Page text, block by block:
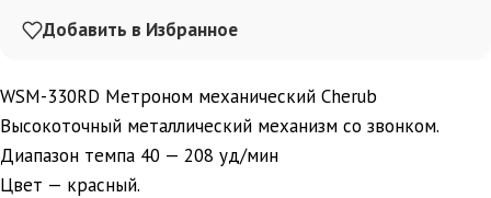
Добавить в Избранное
WSM-330RD Метроном механический Cherub
Высокоточный металлический механизм со звонком.
Диапазон темпа 40 — 208 уд/мин
Цвет — красный.